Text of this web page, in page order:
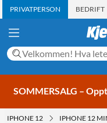
PRIVATPERSON BEDRIFT
SOMMERSALG –
IPHONE 12 IPHONE 12